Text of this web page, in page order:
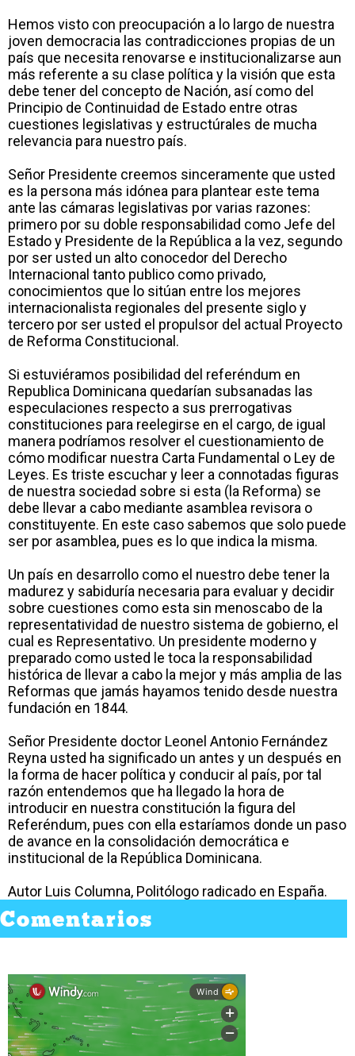
Hemos visto con preocupación a lo largo de nuestra
joven democracia las contradicciones propias de un
país que necesita renovarse e institucionalizarse aun
más referente a su clase política y la visión que esta
debe tener del concepto de Nación, así como del
Principio de Continuidad de Estado entre otras
cuestiones legislativas y estructúrales de mucha
relevancia para nuestro país.
Señor Presidente creemos sinceramente que usted
es la persona más idónea para plantear este tema
ante las cámaras legislativas por varias razones:
primero por su doble responsabilidad como Jefe del
Estado y Presidente de la República a la vez, segundo
por ser usted un alto conocedor del Derecho
Internacional tanto publico como privado,
conocimientos que lo sitúan entre los mejores
internacionalista regionales del presente siglo y
tercero por ser usted el propulsor del actual Proyecto
de Reforma Constitucional.
Si estuviéramos posibilidad del referéndum en
Republica Dominicana quedarían subsanadas las
especulaciones respecto a sus prerrogativas
constituciones para reelegirse en el cargo, de igual
manera podríamos resolver el cuestionamiento de
cómo modificar nuestra Carta Fundamental o Ley de
Leyes. Es triste escuchar y leer a connotadas figuras
de nuestra sociedad sobre si esta (la Reforma) se
debe llevar a cabo mediante asamblea revisora o
constituyente. En este caso sabemos que solo puede
ser por asamblea, pues es lo que indica la misma.
Un país en desarrollo como el nuestro debe tener la
madurez y sabiduría necesaria para evaluar y decidir
sobre cuestiones como esta sin menoscabo de la
representatividad de nuestro sistema de gobierno, el
cual es Representativo. Un presidente moderno y
preparado como usted le toca la responsabilidad
histórica de llevar a cabo la mejor y más amplia de las
Reformas que jamás hayamos tenido desde nuestra
fundación en 1844.
Señor Presidente doctor Leonel Antonio Fernández
Reyna usted ha significado un antes y un después en
la forma de hacer política y conducir al país, por tal
razón entendemos que ha llegado la hora de
introducir en nuestra constitución la figura del
Referéndum, pues con ella estaríamos donde un paso
de avance en la consolidación democrática e
institucional de la República Dominicana.
Autor Luis Columna, Politólogo radicado en España.
Comentarios